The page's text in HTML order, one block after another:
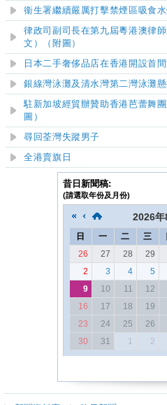
衞生署繼續嚴厲打擊禁煙區吸食水
律政司副司長在第九屆粵港澳律
文）（附圖）
日本二手奢侈品店在香港開設首
銀線灣泳灘及清水灣第二灣泳灘
駐新加坡經貿辦贊助香港芭蕾舞
圖）
尋回荃灣失蹤男子
全港賣旗日
昔日新聞稿:
(請選取年份及月份)
2026年
日 一 二 三
26
27 28 29
2
3 4 5
9
10 11 12
16
17 18 19
23
24 25 26
30
31 1 2